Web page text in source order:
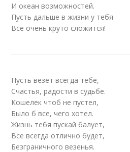
И океан возможностей.
Пусть дальше в жизни у тебя
Всё очень круто сложится!
Пусть везет всегда тебе,
Счастья, радости в судьбе.
Кошелек чтоб не пустел,
Было б все, чего хотел.
Жизнь тебя пускай балует,
Все всегда отлично будет,
Безграничного везенья.